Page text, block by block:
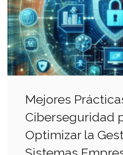
Mejores
Ciberseguridad
Optimizar la